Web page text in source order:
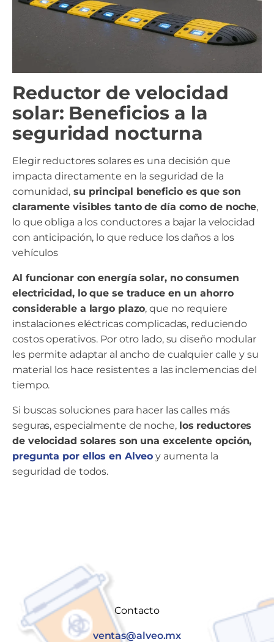
Reductor de velocidad
solar: Beneficios a la
seguridad nocturna
Elegir reductores solares es una decisión que
impacta directamente en la seguridad de la
comunidad, su principal beneficio es que son
claramente visibles tanto de día como de noche,
lo que obliga a los conductores a bajar la velocidad
con anticipación, lo que reduce los daños a los
vehículos
Al funcionar con energía solar, no consumen
electricidad, lo que se traduce en un ahorro
considerable a largo plazo, que no requiere
instalaciones eléctricas complicadas, reduciendo
costos operativos. Por otro lado, su diseño modular
les permite adaptar al ancho de cualquier calle y su
material los hace resistentes a las inclemencias del
tiempo.
Si buscas soluciones para hacer las calles más
seguras, especialmente de noche, los reductores
de velocidad solares son una excelente opción,
pregunta por ellos en Alveo y aumenta la
seguridad de todos.
Contacto
ventas@alveo.mx